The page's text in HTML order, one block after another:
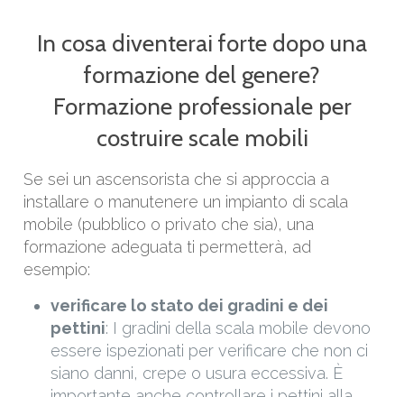
In cosa diventerai forte dopo una
formazione del genere?
Formazione professionale per
costruire scale mobili
Se sei un ascensorista che si approccia a
installare o manutenere un impianto di scala
mobile (pubblico o privato che sia), una
formazione adeguata ti permetterà, ad
esempio:
verificare lo stato dei gradini e dei
pettini: I gradini della scala mobile devono
essere ispezionati per verificare che non ci
siano danni, crepe o usura eccessiva. È